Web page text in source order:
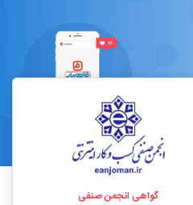
گواهی انجمن صنفی